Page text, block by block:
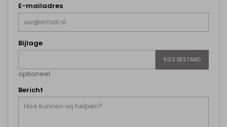
E-mailadres
Bijlage
KIES BESTAND
optioneel
Bericht